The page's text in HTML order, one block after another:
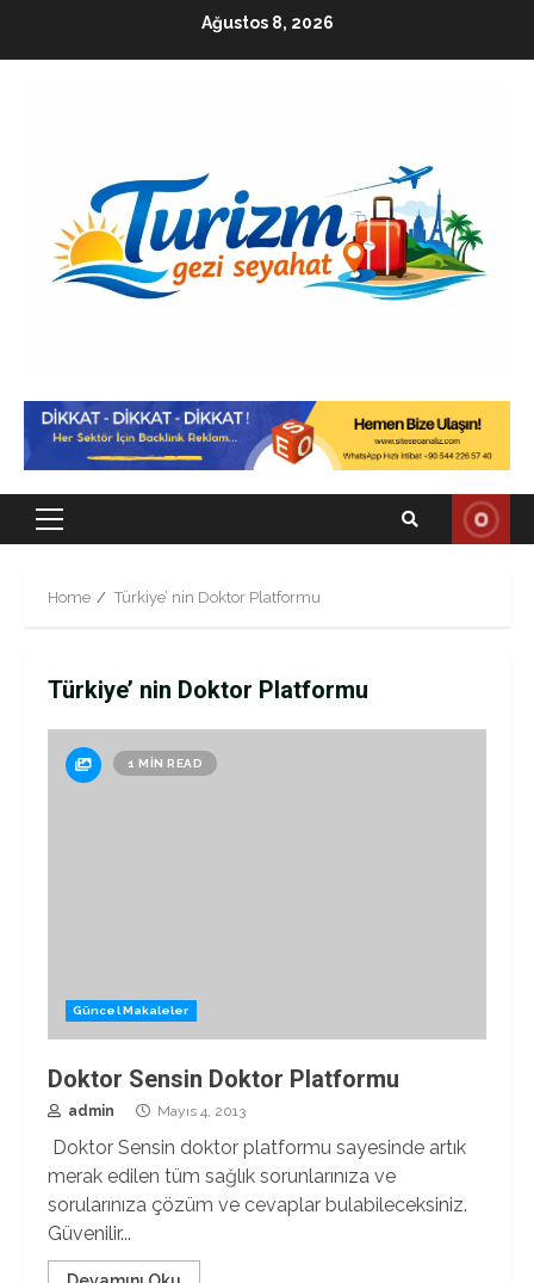
Ağustos 8, 2026
Primary
Home Türkiye’ nin Doktor Platformu
Türkiye’ nin Doktor Platformu
1 MIN READ
Güncel Makaleler
Doktor Sensin Doktor Platformu
admin Mayıs 4, 2013
Doktor Sensin doktor platformu sayesinde artık
merak edilen tüm sağlık sorunlarınıza ve
sorularınıza çözüm ve cevaplar bulabileceksiniz.
Güvenilir...